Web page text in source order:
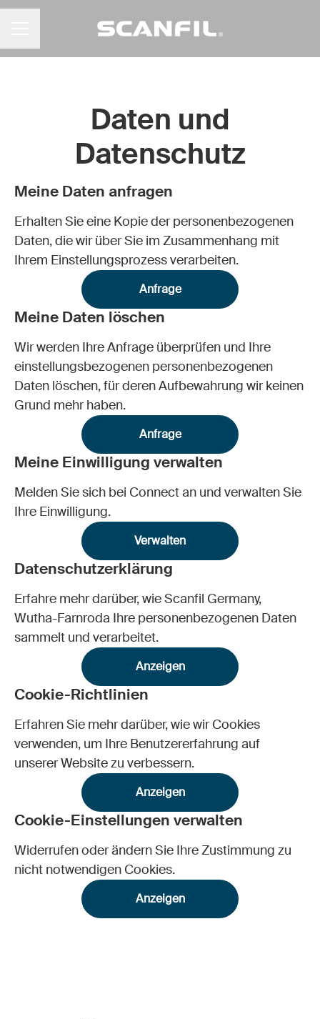
Daten und
Datenschutz
Meine Daten anfragen
Erhalten Sie eine Kopie der personenbezogenen
Daten, die wir über Sie im Zusammenhang mit
Ihrem Einstellungsprozess verarbeiten.
Anfrage
Meine Daten löschen
Wir werden Ihre Anfrage überprüfen und Ihre
einstellungsbezogenen personenbezogenen
Daten löschen, für deren Aufbewahrung wir keinen
Grund mehr haben.
Anfrage
Meine Einwilligung verwalten
Melden Sie sich bei Connect an und verwalten Sie
Ihre Einwilligung.
Verwalten
Datenschutzerklärung
Erfahre mehr darüber, wie Scanfil Germany,
Wutha-Farnroda Ihre personenbezogenen Daten
sammelt und verarbeitet.
Anzeigen
Cookie-Richtlinien
Erfahren Sie mehr darüber, wie wir Cookies
verwenden, um Ihre Benutzererfahrung auf
unserer Website zu verbessern.
Anzeigen
Cookie-Einstellungen verwalten
Widerrufen oder ändern Sie Ihre Zustimmung zu
nicht notwendigen Cookies.
Anzeigen